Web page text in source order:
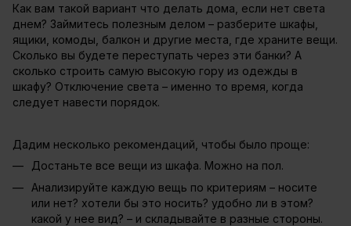
Как вам такой вариант что делать дома, если нет света
днем? Займитесь полезным делом – разберите шкафы,
ящики, комоды, балкон и другие места, где храните вещи.
Сколько вы будете переступать через эти банки? А
сколько строить самую высокую гору из одежды в
шкафу? Отключение света – именно то время, когда
следует навести порядок.
Дадим несколько рекомендаций, чтобы было проще:
Достаньте все вещи из шкафа. Можно на пол.
Анализируйте каждую вещь по критериям – носите
или нет? хотели бы это носить? удобно ли в этом?
какой у нее вид? – и складывайте в разные стороны.